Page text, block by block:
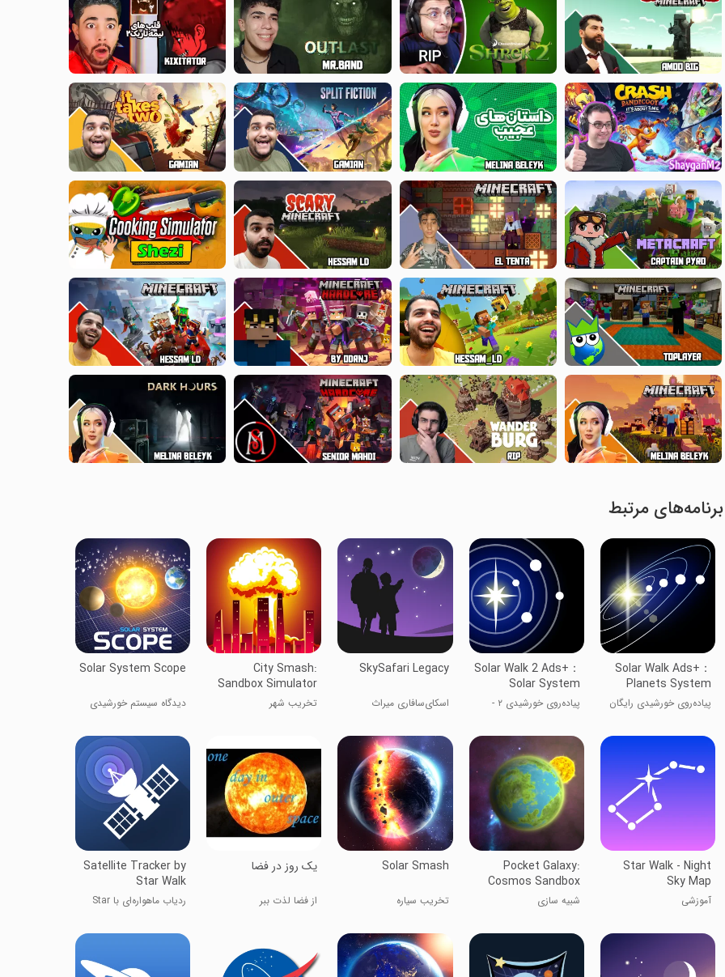
برنامه‌های مرتبط
Solar Walk Ads+：
Planets System
پیاده‌روی خورشیدی رایگان
Solar Walk 2 Ads+：
Solar System
پیاده‌روی خورشیدی ۲ -
SkySafari Legacy
اسکای‌سافاری میراث
City Smash:
Sandbox Simulator
تخریب شهر
Solar System Scope
دیدگاه سیستم خورشیدی
Star Walk - Night
Sky Map
آموزشی
Pocket Galaxy:
Cosmos Sandbox
شبیه سازی
Solar Smash
تخریب سیاره
یک روز در فضا
از فضا لذت ببر
Satellite Tracker by
Star Walk
ردیاب ماهواره‌ای با Star